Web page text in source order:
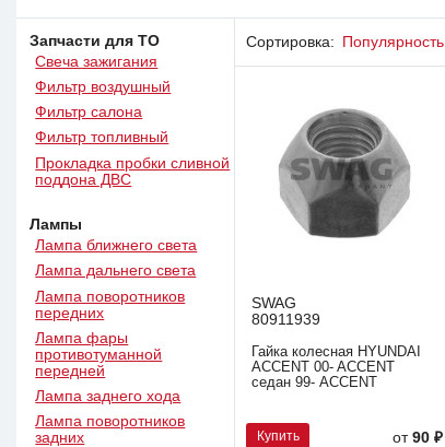
Запчасти для ТО
Свеча зажигания
Фильтр воздушный
Фильтр салона
Фильтр топливный
Прокладка пробки сливной
поддона ДВС
Лампы
Лампа ближнего света
Лампа дальнего света
Лампа поворотников
передних
Лампа фары
противотуманной
передней
Лампа заднего хода
Лампа поворотников
задних
Сортировка: Популярность
SWAG
80911939
Гайка колесная HYUNDAI
ACCENT 00- ACCENT
седан 99- ACCENT
Купить от90 ₽